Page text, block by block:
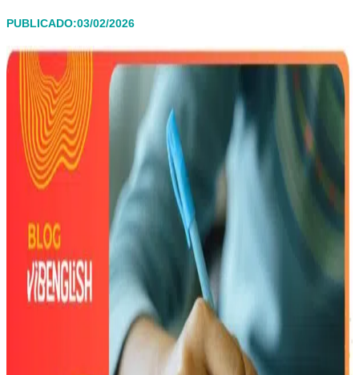
PUBLICADO:03/02/2026